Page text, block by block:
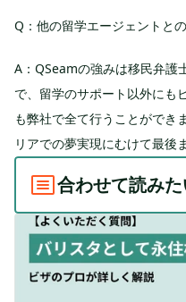
Q：他の留学エージェントと
A：QSeamの強みは移民弁護
で、留学のサポート以外にも
も弊社で全て行うことができ
リアでの夢実現にむけて最後
合わせて読み